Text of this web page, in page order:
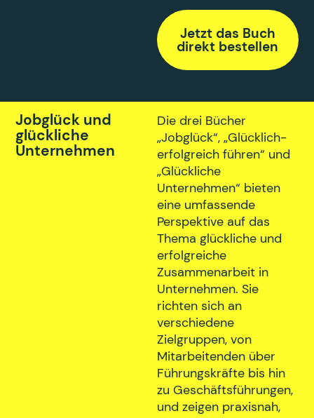
Jetzt das Buch
direkt bestellen
Jobglück und
glückliche
Unternehmen
Die drei Bücher
„Jobglück“, „Glücklich-
erfolgreich führen“ und
„Glückliche
Unternehmen“ bieten
eine umfassende
Perspektive auf das
Thema glückliche und
erfolgreiche
Zusammenarbeit in
Unternehmen. Sie
richten sich an
verschiedene
Zielgruppen, von
Mitarbeitenden über
Führungskräfte bis hin
zu Geschäftsführungen,
und zeigen praxisnah,